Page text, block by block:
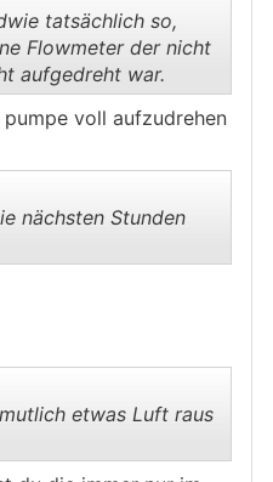
tatsächlich so,
Flowmeter der nicht
aufgedreht war.
voll aufzudrehen
nächsten Stunden
etwas Luft raus